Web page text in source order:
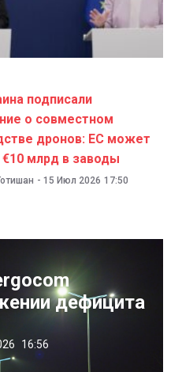
подписали
о совместном
дронов: ЕС может
млрд в заводы
- 15 Июл 2026 17:50
дефицита
16:56